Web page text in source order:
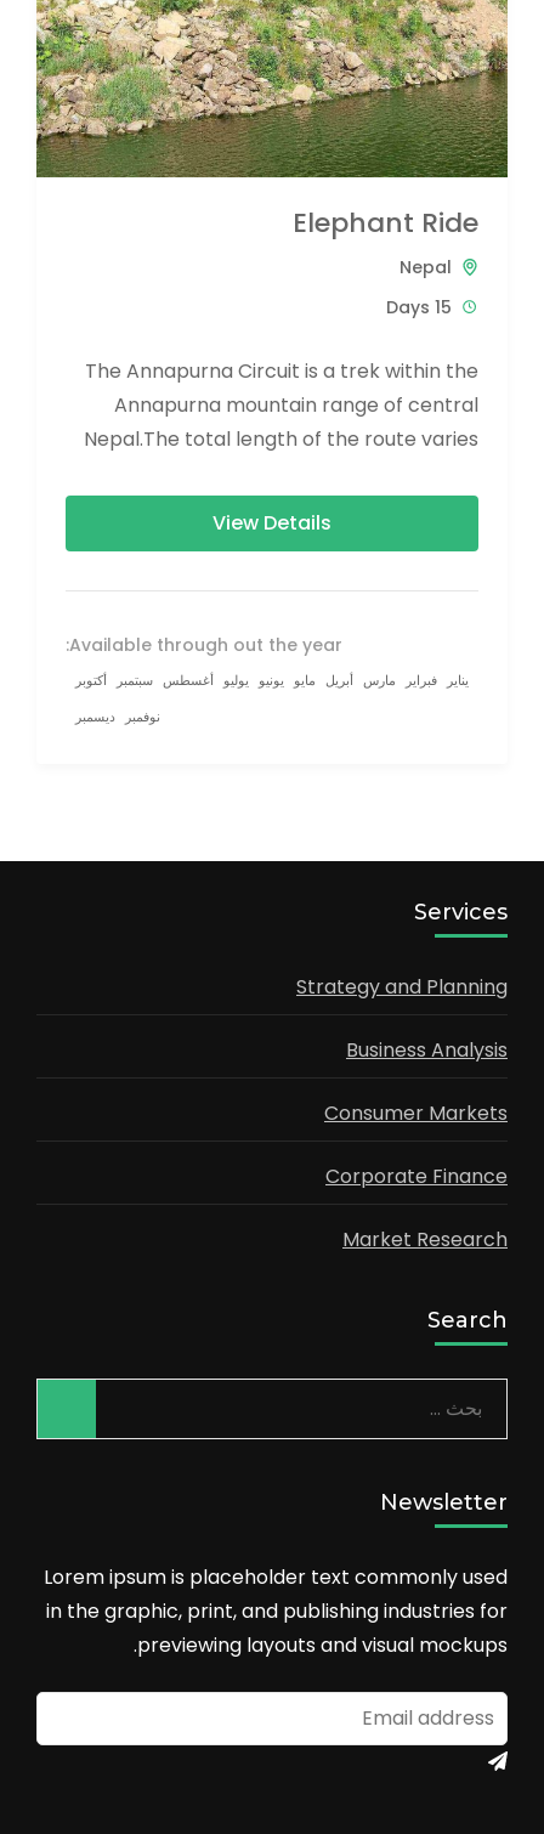
Elephant Ride
Nepal
15 Days
The Annapurna Circuit is a trek within the
Annapurna mountain range of central
Nepal.The total length of the route varies
View Details
Available through out the year:
يناير فبراير مارس أبريل مايو يونيو يوليو أغسطس سبتمبر
أكتوبر
نوفمبر
ديسمبر
Services
Strategy and Planning
Business Analysis
Consumer Markets
Corporate Finance
Market Research
Search
البحث
عن:
Newsletter
Lorem ipsum is placeholder text commonly used
in the graphic, print, and publishing industries for
previewing layouts and visual mockups.